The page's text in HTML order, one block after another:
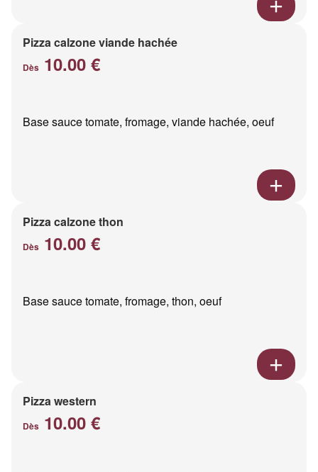
Pizza calzone viande hachée
Dès 10.00 €
Base sauce tomate, fromage, viande hachée, oeuf
Pizza calzone thon
Dès 10.00 €
Base sauce tomate, fromage, thon, oeuf
Pizza western
Dès 10.00 €